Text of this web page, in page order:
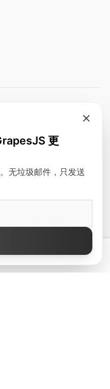
器 — 起价 $300
更
无垃圾邮件，只发送